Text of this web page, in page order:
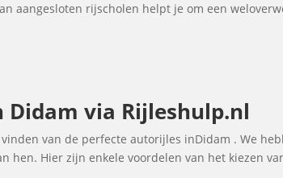
aangesloten rijscholen helpt je om een
via Rijleshulp.nl
van de perfecte autorijles inDidam . We
hen. Hier zijn enkele voordelen van het kiezen